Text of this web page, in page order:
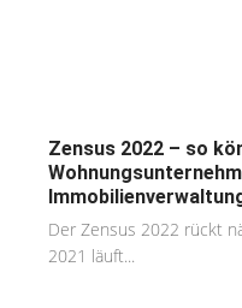
Zensus 2022 – so
Der Zensus 2022 rückt
2021 läuft...